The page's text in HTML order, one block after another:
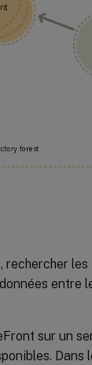
les
entre
sur un
Dans